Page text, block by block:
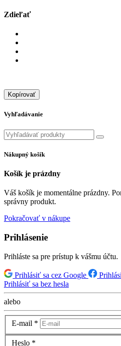
Zdieľať
Kopírovať
Vyhľadávanie
Nákupný košík
Košík je prázdny
Váš košík je momentálne prázdny.
správny produkt.
Pokračovať v nákupe
Prihlásenie
Prihláste sa pre prístup k vášmu účtu.
Prihlásiť sa cez Google
Prihlásiť sa bez hesla
alebo
E-mail *
Heslo *